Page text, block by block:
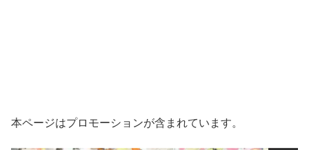
本ページはプロモーションが含まれています。